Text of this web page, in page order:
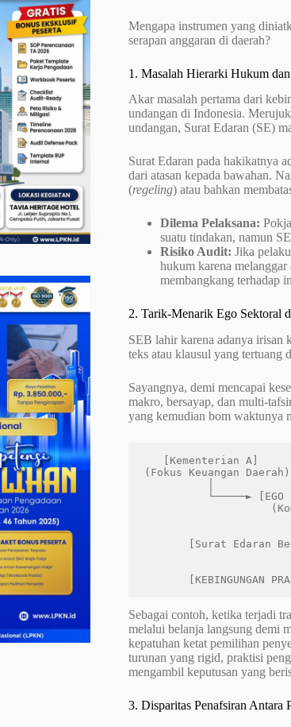
Mengapa instrumen yang
serapan anggaran di daerah?
1. Masalah Hierarki Hukum
Akar masalah pertama dari
undangan di Indonesia.
undangan, Surat Edaran (SE)
Surat Edaran pada hakikatnya
dari atasan kepada bawahan.
(regeling) atau bahkan
Dilema Pelaksana:
suatu tindakan, namun
Risiko Audit: Jika
hukum karena
membangkang terhadap
2. Tarik-Menarik Ego Sektoral
SEB lahir karena adanya irisan
teks atau klausul yang
Sayangnya, demi mencapai
makro, bersayap, dan multi-
yang kemudian bom waktunya
(Fokus Keuangan
Sebagai contoh, ketika terjadi
melalui belanja langsung demi
kepatuhan ketat pemilihan
turunan yang rigid, praktisi
mengambil keputusan yang
3. Disparitas Penafsiran Antara